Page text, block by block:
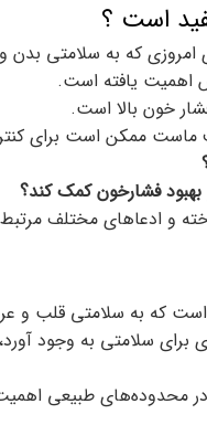
است ؟
امروزی که به سلامتی
اهمیت یافته است.
خون بالا است.
ماست ممکن است برای
فشارخون کمک کند؟
و ادعاهای مختلف
که به سلامتی قلب و
سلامتی به وجود
محدوده‌های طبیعی